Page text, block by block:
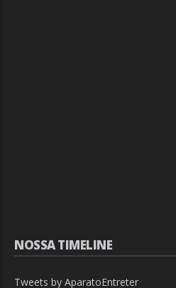
NOSSA TIMELINE
Tweets by AparatoEntreter